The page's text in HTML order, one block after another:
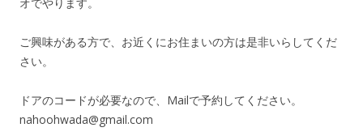
ご興味がある方で、お近くにお住まいの方は是非いらしてくだ
さい。
ドアのコードが必要なので、Mailで予約してください。
nahoohwada@gmail.com